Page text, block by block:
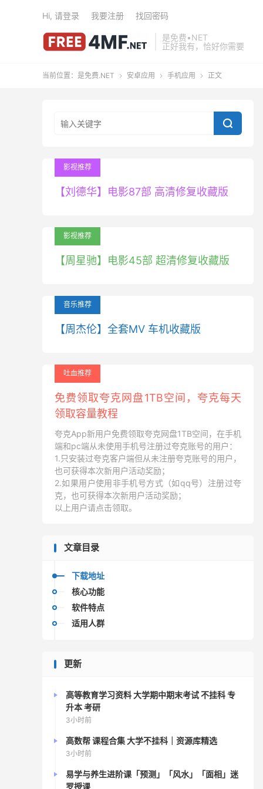
是免费•NET
正好我有，恰好你需要
Hi, 请登录 我要注册 找回密码
当前位置： 是免费.NET  安卓应用  手机应用  正文

影视推荐
【刘德华】电影87部 高清修复收藏版
影视推荐
【周星驰】电影45部 超清修复收藏版
音乐推荐
【周杰伦】全套MV 车机收藏版
吐血推荐
免费领取夸克网盘1TB空间，夸克每天
领取容量教程
夸克App新用户免费领取夸克网盘1TB空间，在手机
端和pc端从未使用手机号注册过夸克账号的用户：
1.只安装过夸克客户端但从未注册夸克账号的用户，
也可获得本次新用户活动奖励；
2.如果用户使用非手机号方式（如qq号）注册过夸
克，也可获得本次新用户活动奖励；
以上用户请点击领取。
文章目录
下载地址
核心功能
软件特点
适用人群
更新
高等教育学习资料 大学期中期末考试 不挂科 专
升本 考研
3小时前
高数帮 课程合集 大学不挂科｜资源库精选
3小时前
易学与养生进阶课「预测」「风水」「面相」迷
罗授课